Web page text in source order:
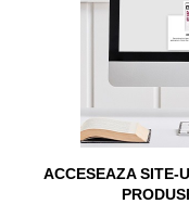
ACCESEAZA SITE-